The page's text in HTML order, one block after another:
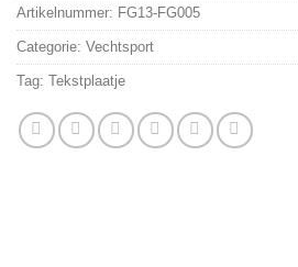
Artikelnummer: FG13-FG005
Categorie: Vechtsport
Tag: Tekstplaatje